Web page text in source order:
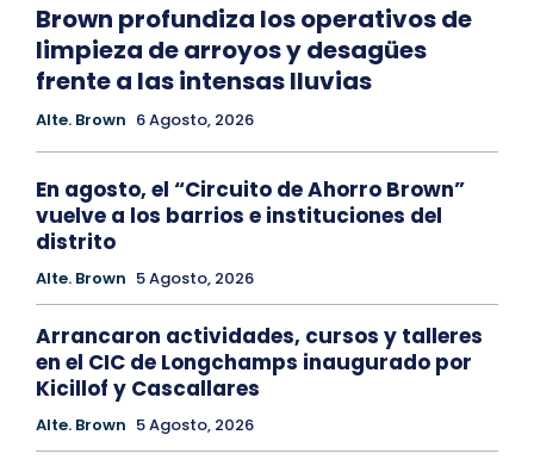
Brown profundiza los operativos de
limpieza de arroyos y desagües
frente a las intensas lluvias
Alte. Brown 6 Agosto, 2026
En agosto, el “Circuito de Ahorro Brown”
vuelve a los barrios e instituciones del
distrito
Alte. Brown 5 Agosto, 2026
Arrancaron actividades, cursos y talleres
en el CIC de Longchamps inaugurado por
Kicillof y Cascallares
Alte. Brown 5 Agosto, 2026